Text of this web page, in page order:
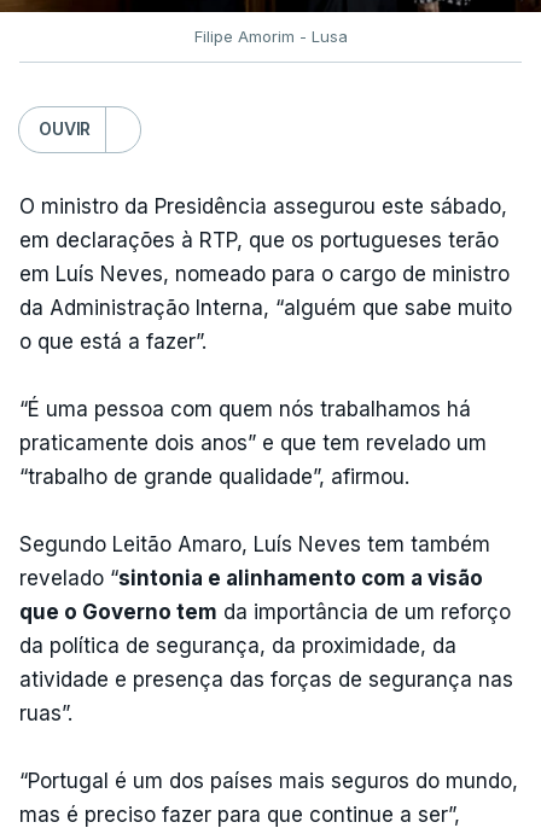
Filipe Amorim - Lusa
OUVIR
O ministro da Presidência assegurou este sábado,
em declarações à RTP, que os portugueses terão
em Luís Neves, nomeado para o cargo de ministro
da Administração Interna, “alguém que sabe muito
o que está a fazer”.
“É uma pessoa com quem nós trabalhamos há
praticamente dois anos” e que tem revelado um
“trabalho de grande qualidade”, afirmou.
Segundo Leitão Amaro, Luís Neves tem também
revelado “sintonia e alinhamento com a visão
que o Governo tem da importância de um reforço
da política de segurança, da proximidade, da
atividade e presença das forças de segurança nas
ruas”.
“Portugal é um dos países mais seguros do mundo,
mas é preciso fazer para que continue a ser”,